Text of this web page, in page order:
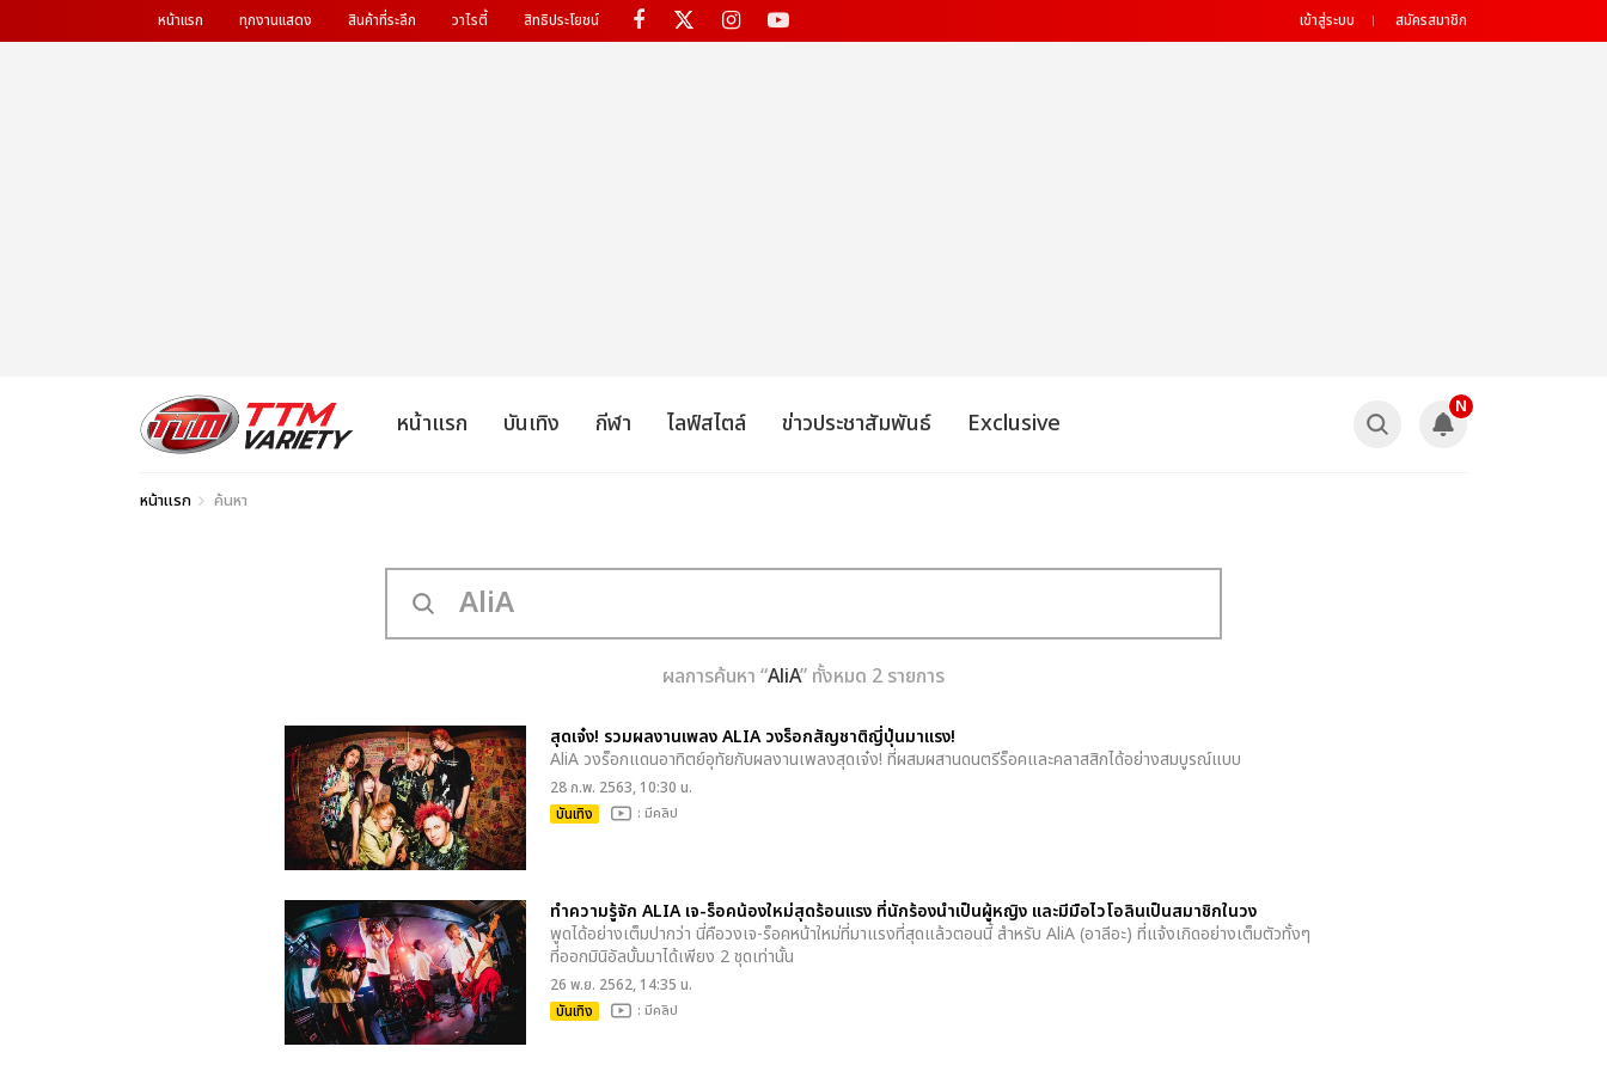
หน้าแรก ทุกงานแสดง สินค้าที่ระลึก วาไรตี้ สิทธิประโยชน์ เข้าสู่ระบบ สมัครสมาชิก
หน้าแรก บันเทิง กีฬา ไลฟ์สไตล์ ข่าวประชาสัมพันธ์ Exclusive
N
หน้าแรก ค้นหา
ผลการค้นหา “AliA” ทั้งหมด 2 รายการ
สุดเจ๋ง! รวมผลงานเพลง ALIA วงร็อกสัญชาติญี่ปุ่นมาแรง!
AliA วงร็อกแดนอาทิตย์อุทัยกับผลงานเพลงสุดเจ๋ง! ที่ผสมผสานดนตรีร็อคและคลาสสิกได้อย่างสมบูรณ์แบบ
28 ก.พ. 2563, 10:30 น.
บันเทิง
: มีคลิป
ทำความรู้จัก ALIA เจ-ร็อคน้องใหม่สุดร้อนแรง ที่นักร้องนำเป็นผู้หญิง และมีมือไวโอลินเป็นสมาชิกในวง
พูดได้อย่างเต็มปากว่า นี่คือวงเจ-ร็อคหน้าใหม่ที่มาแรงที่สุดแล้วตอนนี้ สำหรับ AliA (อาลีอะ) ที่แจ้งเกิดอย่างเต็มตัวทั้งๆ
ที่ออกมินิอัลบั้มมาได้เพียง 2 ชุดเท่านั้น
26 พ.ย. 2562, 14:35 น.
บันเทิง
: มีคลิป